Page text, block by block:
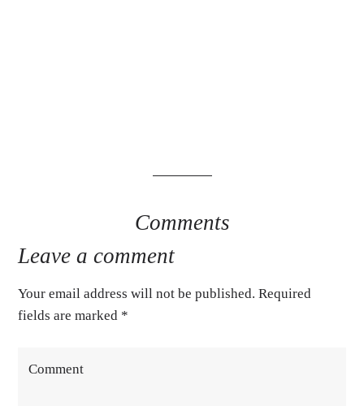
Comments
Leave a comment
Your email address will not be published. Required
fields are marked *